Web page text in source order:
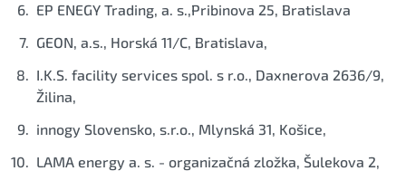
EP ENEGY Trading, a. s.,Pribinova 25, Bratislava
GEON, a.s., Horská 11/C, Bratislava,
I.K.S. facility services spol. s r.o., Daxnerova 2636/9,
Žilina,
innogy Slovensko, s.r.o., Mlynská 31, Košice,
LAMA energy a. s. - organizačná zložka, Šulekova 2,